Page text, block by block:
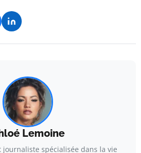
Lemoine
journaliste spécialisée dans la vie